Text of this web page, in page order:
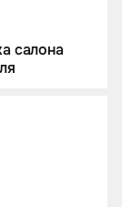
салона